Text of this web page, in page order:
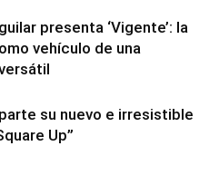
presenta ‘Vigente’: la
vehículo de una
su nuevo e irresistible
Up”